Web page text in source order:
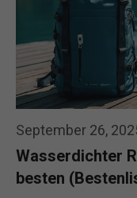
September 26,
Wasserdichter
besten